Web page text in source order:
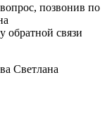
позвонив по
обратной связи
Светлана